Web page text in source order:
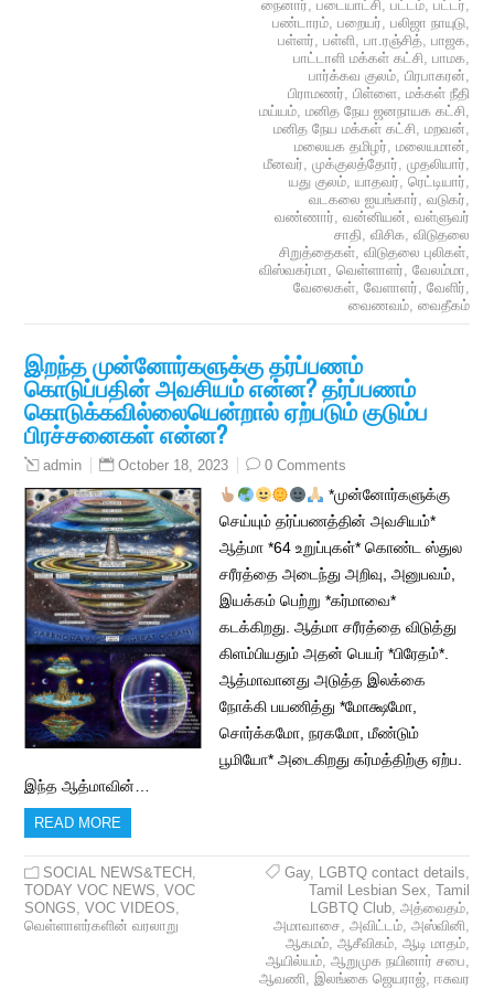
நைனார், படையாட்சி, பட்டம், பட்டர்,
பண்டாரம், பறையர், பலிஜா நாயுடு,
பள்ளர், பள்ளி, பா.ரஞ்சித், பாஜக,
பாட்டாளி மக்கள் கட்சி, பாமக,
பார்க்கவ குலம், பிரபாகரன்,
பிராமணர், பிள்ளை, மக்கள் நீதி
மய்யம், மனித நேய ஜனநாயக கட்சி,
மனித நேய மக்கள் கட்சி, மறவன்,
மலையக தமிழர், மலையமான்,
மீனவர், முக்குலத்தோர், முதலியார்,
யது குலம், யாதவர், ரெட்டியார்,
வடகலை ஐயங்கார், வடுகர்,
வண்ணார், வன்னியன், வள்ளுவர்
சாதி, விசிக, விடுதலை
சிறுத்தைகள், விடுதலை புலிகள்,
விஸ்வகர்மா, வெள்ளாளர், வேலம்மா,
வேலைகள், வேளாளர், வேளிர்,
வைணவம், வைதீகம்
இறந்த முன்னோர்களுக்கு தர்ப்பணம்
கொடுப்பதின் அவசியம் என்ன? தர்ப்பணம்
கொடுக்கவில்லையென்றால் ஏற்படும் குடும்ப
பிரச்சனைகள் என்ன?
admin October 18, 2023 0 Comments
*முன்னோர்களுக்கு
செய்யும் தர்ப்பணத்தின் அவசியம்*
ஆத்மா *64 உறுப்புகள்* கொண்ட ஸ்துல
சரீரத்தை அடைந்து அறிவு, அனுபவம்,
இயக்கம் பெற்று *கர்மாவை*
கடக்கிறது. ஆத்மா சரீரத்தை விடுத்து
கிளம்பியதும் அதன் பெயர் *பிரேதம்*.
ஆத்மாவானது அடுத்த இலக்கை
நோக்கி பயணித்து *மோக்ஷமோ,
சொர்க்கமோ, நரகமோ, மீண்டும்
பூமியோ* அடைகிறது கர்மத்திற்கு ஏற்ப.
இந்த ஆத்மாவின்…
READ MORE
SOCIAL NEWS&TECH ,
TODAY VOC NEWS,VOC
SONGS,VOC VIDEOS,
வெள்ளாளர்களின் வரலாறு
Gay, LGBTQ contact details,
Tamil Lesbian Sex, Tamil
LGBTQ Club, அத்வைதம்,
அமாவாசை, அவிட்டம், அஸ்வினி,
ஆகமம், ஆசீவிகம், ஆடி மாதம்,
ஆயில்யம், ஆறுமுக நயினார் சபை,
ஆவணி, இலங்கை ஜெயராஜ், ஈசுவர